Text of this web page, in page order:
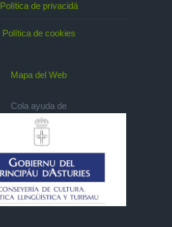
Política de privacidá
Política de cookies
Mapa del Web
Cola ayuda de